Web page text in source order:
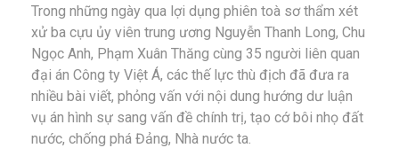
Trong những ngày qua lợi dụng phiên toà sơ thẩm xét
xử ba cựu ủy viên trung ương Nguyễn Thanh Long, Chu
Ngọc Anh, Phạm Xuân Thăng cùng 35 người liên quan
đại án Công ty Việt Á, các thế lực thù địch đã đưa ra
nhiều bài viết, phỏng vấn với nội dung hướng dư luận
vụ án hình sự sang vấn đề chính trị, tạo cớ bôi nhọ đất
nước, chống phá Đảng, Nhà nước ta.